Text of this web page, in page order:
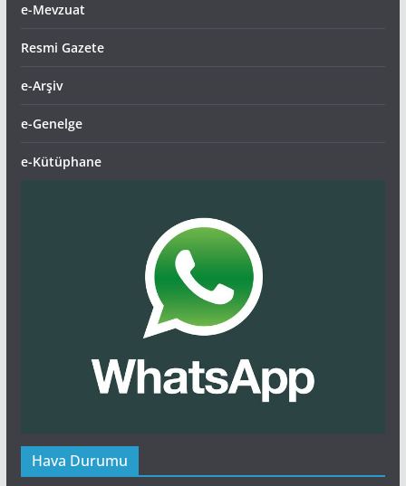
e-Mevzuat
Resmi Gazete
e-Arşiv
e-Genelge
e-Kütüphane
Hava Durumu